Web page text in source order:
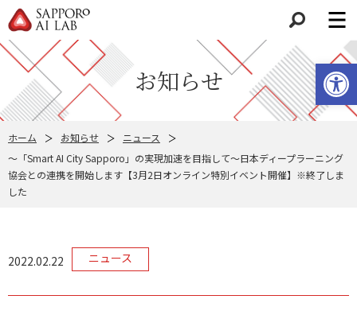
ツールバーを開く
検索
お知らせ
ホーム お知らせ
ニュース
～「Smart AI City Sapporo」の実現加速を目指して～日本ディープラーニング
協会との連携を開始します【3月2日オンライン特別イベント開催】※終了しま
した
2022.02.22 ニュース